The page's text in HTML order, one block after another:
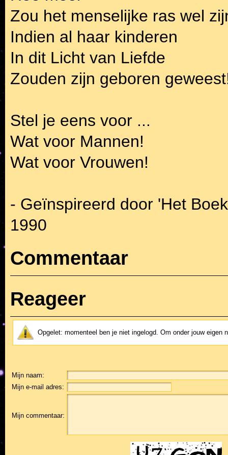
Zou het menselijke ras wel
Indien al haar kinderen
In dit Licht van Liefde
Zouden zijn geboren
Stel je eens voor ...
Wat voor Mannen!
Wat voor Vrouwen!
- Geïnspireerd door 'Het
1990
Commentaar
Reageer
Opgelet: momenteel ben je niet ingelogd. Om onder jouw
Mijn naam:
Mijn e-mail adres:
Mijn commentaar: